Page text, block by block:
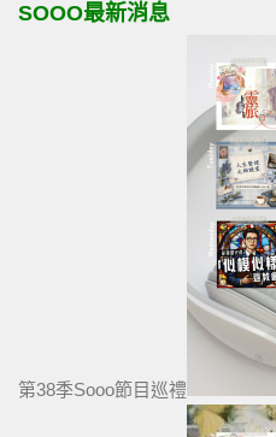
SOOO最新消息
第38季Sooo節目巡禮